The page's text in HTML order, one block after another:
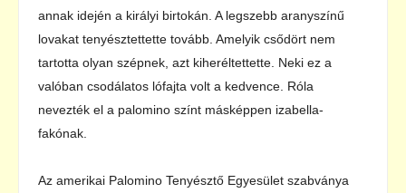
annak idején a királyi birtokán. A legszebb aranyszínű
lovakat tenyésztettette tovább. Amelyik csődört nem
tartotta olyan szépnek, azt kiheréltettette. Neki ez a
valóban csodálatos lófajta volt a kedvence. Róla
nevezték el a palomino színt másképpen izabella-
fakónak.
Az amerikai Palomino Tenyésztő Egyesület szabványa